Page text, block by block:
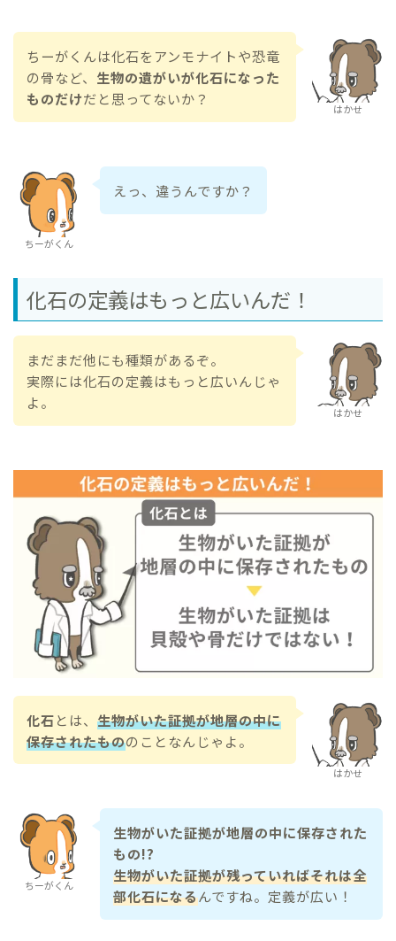
はかせ
ちーがくんは化石をアンモナイトや恐竜
の骨など、 生物の遺がいが化石になった
ものだけだと思ってないか？
ちーがくん
えっ、違うんですか？
化石の定義はもっと広いんだ！
はかせ
まだまだ他にも種類があるぞ。
実際には化石の定義はもっと広いんじゃ
よ。
はかせ
化石とは、 生物がいた証拠が地層の中に
保存されたもののことなんじゃよ。
ちーがくん
生物がいた証拠が地層の中に保存された
もの!?
生物がいた証拠が残っていればそれは全
部化石になるんですね。定義が広い！